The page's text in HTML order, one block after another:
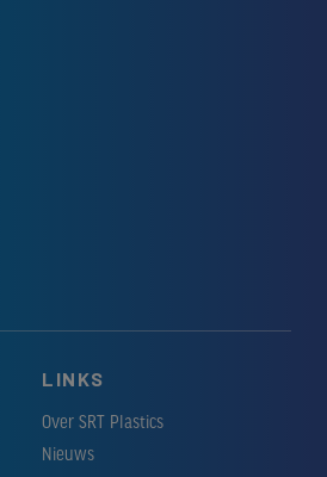
LINKS
Over SRT Plastics
Nieuws